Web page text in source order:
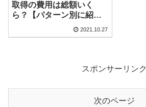
取得の費用は総額いく
ら？【パターン別に紹
2021.10.27
スポンサーリンク
次のページ